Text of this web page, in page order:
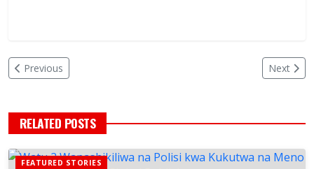
Previous Next
RELATED POSTS
FEATURED STORIES